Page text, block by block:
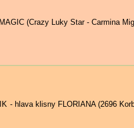
(Crazy Luky Star - Carmina
- hlava klisny FLORIANA (2696